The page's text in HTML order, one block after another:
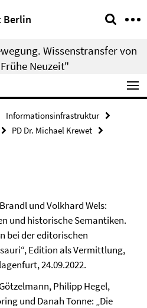
Berlin
Wissenstransfer von
Neuzeit"
Informationsinfrastruktur
PD Dr. Michael Krewet
und Volkhard Wels:
und historische Semantiken.
bei der editorischen
Edition als Vermittlung,
24.09.2022.
Philipp Hegel,
und Danah Tonne: „Die